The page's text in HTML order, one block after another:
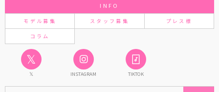
INFO
モデル募集 スタッフ募集 プレス様
コラム
𝕏
𝕏 INSTAGRAM TIKTOK